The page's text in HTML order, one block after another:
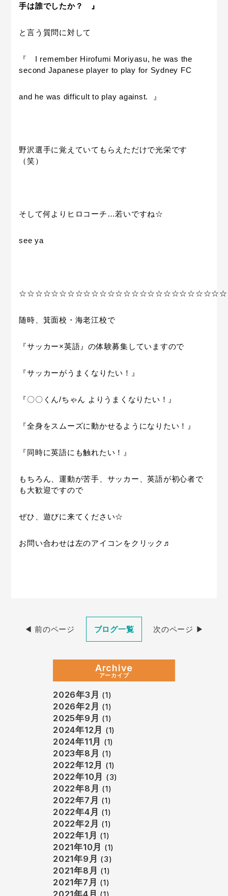
手は誰でしたか？ 』
と言う質問に対して
『 I remember Hirofumi Moriyasu, he was the
second Japanese player to play for Sydney FC
and he was difficult to play against. 』
野沢選手に覚えていてもらえただけで光栄です
（笑）
そして何よりヒロコーチ…若いですね☆
see ya
随時、 箕面校・海老江校で
『サッカー×英語』の体験募集していますので
『サッカーがうまくなりたい！』
『〇〇くん/ちゃん よりうまくなりたい！』
『全身をスムーズに動かせるようになりたい！』
『同時に英語にも触れたい！』
もちろん、運動が苦手、サッカー、英語が初心者で
も大歓迎ですので
ぜひ、遊びに来てください☆
お問い合わせは左のアイコンをクリック♬
◀︎ 前のページ ブログ一覧 次のページ ▶︎
Archive
アーカイブ
2026年3月 (1)
2026年2月 (1)
2025年9月 (1)
2024年12月 (1)
2024年11月 (1)
2023年8月 (1)
2022年12月 (1)
2022年10月 (3)
2022年8月 (1)
2022年7月 (1)
2022年4月 (1)
2022年2月 (1)
2022年1月 (1)
2021年10月 (1)
2021年9月 (3)
2021年8月 (1)
2021年7月 (1)